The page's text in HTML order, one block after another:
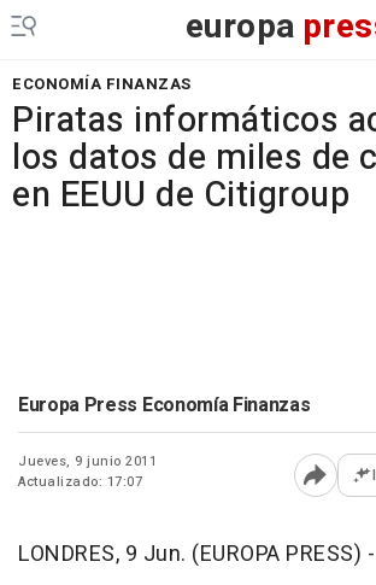
europa
ECONOMÍA FINANZAS
Piratas informáticos
los datos de miles de
en EEUU de Citigroup
Europa Press Economía Finanzas
Jueves, 9 junio 2011
Actualizado: 17:07
Abrir
LONDRES, 9 Jun. (EUROPA PRESS) -